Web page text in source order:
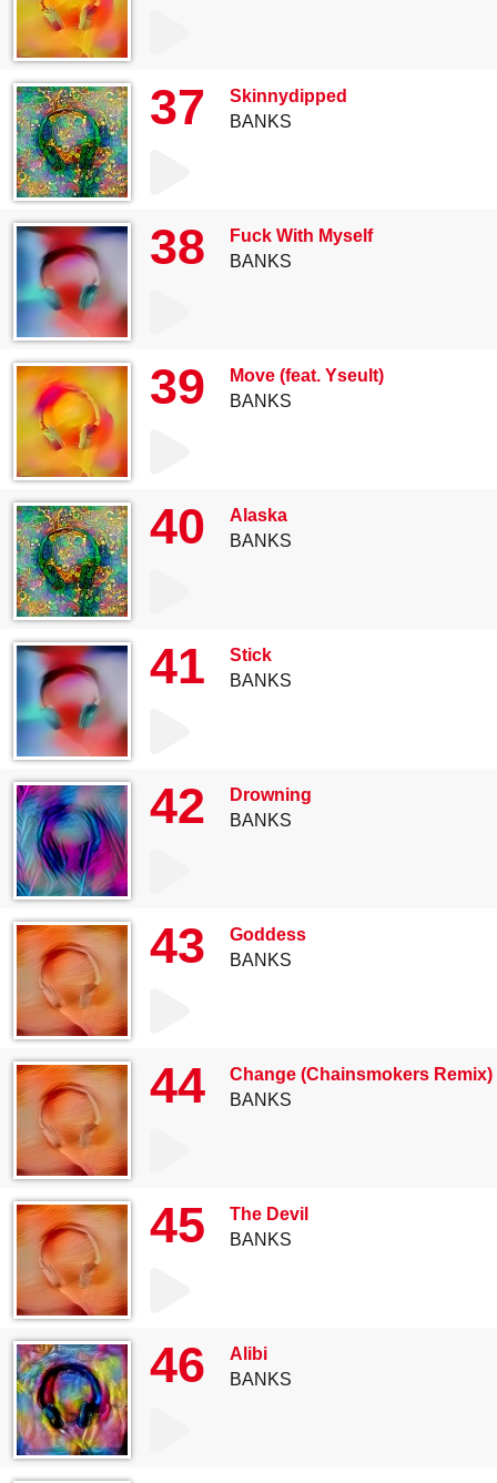
37
Skinnydipped
BANKS
38
Fuck With Myself
BANKS
39
Move (feat. Yseult)
BANKS
40
Alaska
BANKS
41
Stick
BANKS
42
Drowning
BANKS
43
Goddess
BANKS
44
Change (Chainsmokers Remix)
BANKS
45
The Devil
BANKS
46
Alibi
BANKS